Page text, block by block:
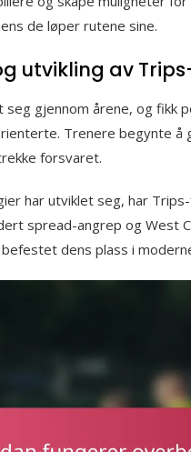
de løper rutene sine.
utvikling av
seg gjennom årene, og
Trenere begynte å
forsvaret.
har utviklet seg, har
spread-angrep og West
dens plass i